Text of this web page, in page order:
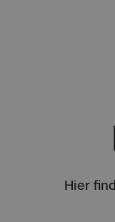
Hier